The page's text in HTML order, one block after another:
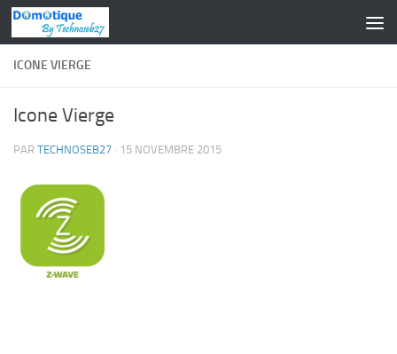
Skip to content
ICONE VIERGE
Icone Vierge
PAR TECHNOSEB27 · 15 NOVEMBRE 2015